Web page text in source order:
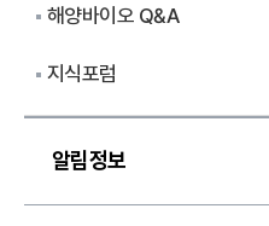
해양바이오 Q&A
지식포럼
알림정보